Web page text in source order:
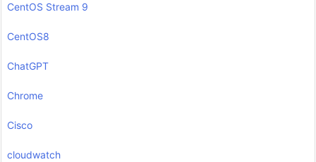
CentOS Stream 9
CentOS8
ChatGPT
Chrome
Cisco
cloudwatch